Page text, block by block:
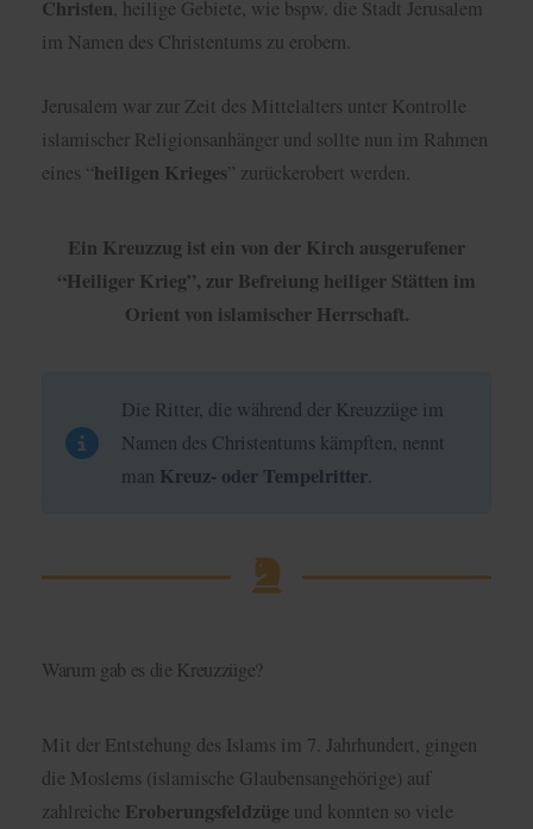
Christen, heilige Gebiete, wie bspw. die Stadt Jerusalem
im Namen des Christentums zu erobern.
Jerusalem war zur Zeit des Mittelalters unter Kontrolle
islamischer Religionsanhänger und sollte nun im Rahmen
eines “heiligen Krieges” zurückerobert werden.
Ein Kreuzzug ist ein von der Kirch ausgerufener
“Heiliger Krieg”, zur Befreiung heiliger Stätten im
Orient von islamischer Herrschaft.
Die Ritter, die während der Kreuzzüge im
Namen des Christentums kämpften, nennt
man Kreuz- oder Tempelritter.
Warum gab es die Kreuzzüge?
Mit der Entstehung des Islams im 7. Jahrhundert, gingen
die Moslems (islamische Glaubensangehörige) auf
zahlreiche Eroberungsfeldzüge und konnten so viele